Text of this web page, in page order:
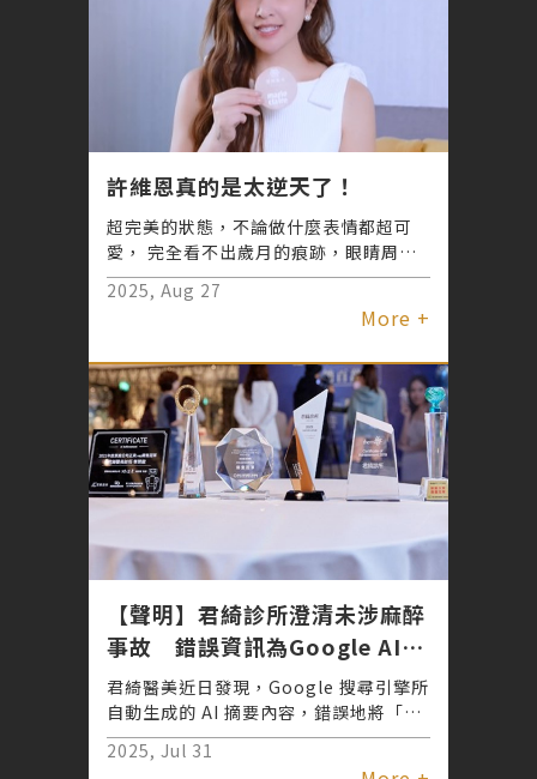
眼的真實經驗，整個人燃起希望，已立馬
預約諮詢…這麼好的資訊當然要分享給大
家，所有正苦於眼袋、淚溝的人，這篇一
定要存下來～
許維恩真的是太逆天了！
超完美的狀態，不論做什麼表情都超可
愛， 完全看不出歲月的痕跡，眼睛周圍
是她的保養重點! 君綺醫美 #無痕三點定
位術 ，讓她擺脫「眼」值焦慮，找回魅
力電眼 隨時散發出宛如少女的年輕氣息
2025, Aug 27
More +
【聲明】君綺診所澄清未涉麻醉
事故 錯誤資訊為Google AI摘
要誤植事件
君綺醫美近日發現，Google 搜尋引擎所
自動生成的 AI 摘要內容，錯誤地將「光
澤診所」涉及麻醉事故之新聞資訊，誤植
為君綺醫美相關事件，導致社會大眾對品
2025, Jul 31